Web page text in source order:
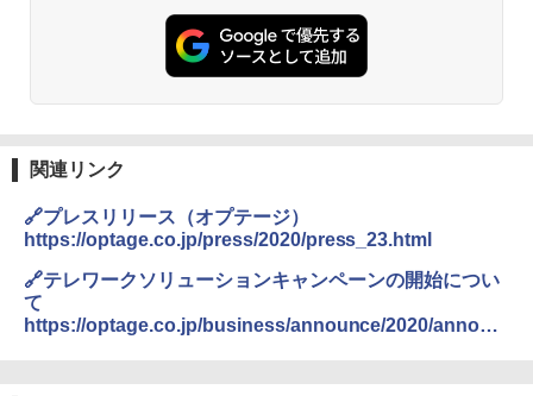
関連リンク
🔗プレスリリース（オプテージ）
https://optage.co.jp/press/2020/press_23.html
🔗テレワークソリューションキャンペーンの開始につい
て
https://optage.co.jp/business/announce/2020/announ